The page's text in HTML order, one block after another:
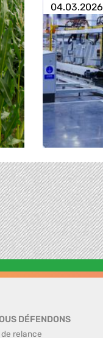
04.03.2026
DÉFENDONS
relance